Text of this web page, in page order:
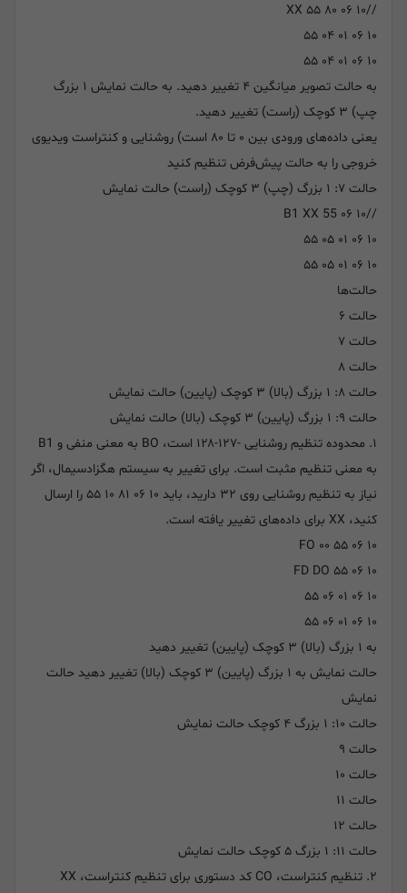
//۱۰ ۰۶ ۸۰ XX ۵۵
۱۰ ۰۶ ۰۱ ۰۴ ۵۵
۱۰ ۰۶ ۰۱ ۰۴ ۵۵
به حالت تصویر میانگین ۴ تغییر دهید. به حالت نمایش ۱ بزرگ
چپ) ۳ کوچک (راست) تغییر دهید.
یعنی داده‌های ورودی بین ۰ تا ۸۰ است) روشنایی و کنتراست ویدیوی
خروجی را به حالت پیش‌فرض تنظیم کنید
حالت ۷: ۱ بزرگ (چپ) ۳ کوچک (راست) حالت نمایش
//۱۰ ۰۶ B1 XX 55
۱۰ ۰۶ ۰۱ ۰۵ ۵۵
۱۰ ۰۶ ۰۱ ۰۵ ۵۵
حالت‌ها
حالت ۶
حالت ۷
حالت ۸
حالت ۸: ​​۱ بزرگ (بالا) ۳ کوچک (پایین) حالت نمایش
حالت ۹: ۱ بزرگ (پایین) ۳ کوچک (بالا) حالت نمایش
۱. محدوده تنظیم روشنایی -۱۲۷-۱۲۸ است، BO به معنی منفی و B1
به معنی تنظیم مثبت است. برای تغییر به سیستم هگزادسیمال، اگر
نیاز به تنظیم روشنایی روی ۳۲ دارید، باید ۱۰ ۰۶ ۸۱ ۱۰ ۵۵ را ارسال
کنید، XX برای داده‌های تغییر یافته است.
۱۰ ۰۶ FO ۰۰ ۵۵
۱۰ ۰۶ FD DO ۵۵
۱۰ ۰۶ ۰۱ ۰۶ ۵۵
۱۰ ۰۶ ۰۱ ۰۶ ۵۵
به ۱ بزرگ (بالا) ۳ کوچک (پایین) تغییر دهید
حالت نمایش به ۱ بزرگ (پایین) ۳ کوچک (بالا) تغییر دهید حالت
نمایش
حالت ۱۰: ۱ بزرگ ۴ کوچک حالت نمایش
حالت ۹
حالت ۱۰
حالت ۱۱
حالت ۱۲
حالت ۱۱: ۱ بزرگ ۵ کوچک حالت نمایش
۲. تنظیم کنتراست، CO کد دستوری برای تنظیم کنتراست، XX